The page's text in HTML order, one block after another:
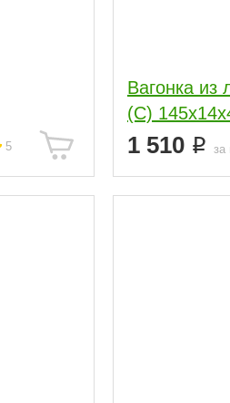
5
Вагонка из
(С)
1 510 за